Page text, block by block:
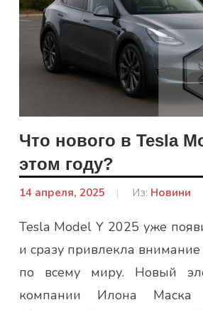
Что нового в Tesla
этом году?
14 апреля, 2025
От:
Аліна
Из: Новини
Tesla Model Y 2025 уже
и сразу привлекла
по всему миру. Новый
компании Илона Маска